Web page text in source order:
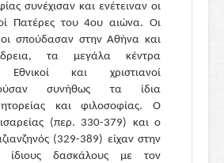
συνέχισαν και ενέτειναν οι
Πατέρες του 4ου αιώνα. Οι
σπούδασαν στην Αθήνα και
τα μεγάλα κέντρα
Εθνικοί και χριστιανοί
συνήθως τα ίδια
και φιλοσοφίας. Ο
(περ. 330-379) και ο
(329-389) είχαν στην
ίδιους δασκάλους με τον